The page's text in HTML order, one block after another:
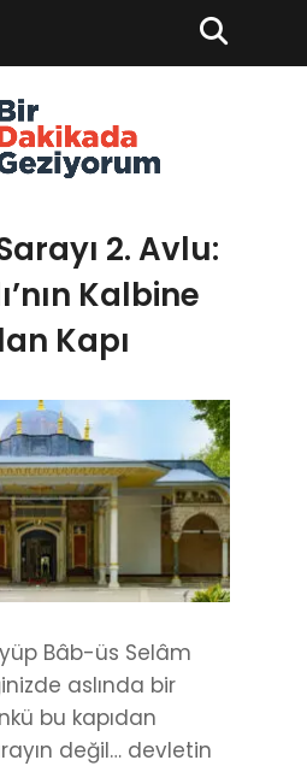
2. Avlu:
Kalbine
Kapı
Bâb-üs Selâm
aslında bir
bu kapıdan
değil… devletin